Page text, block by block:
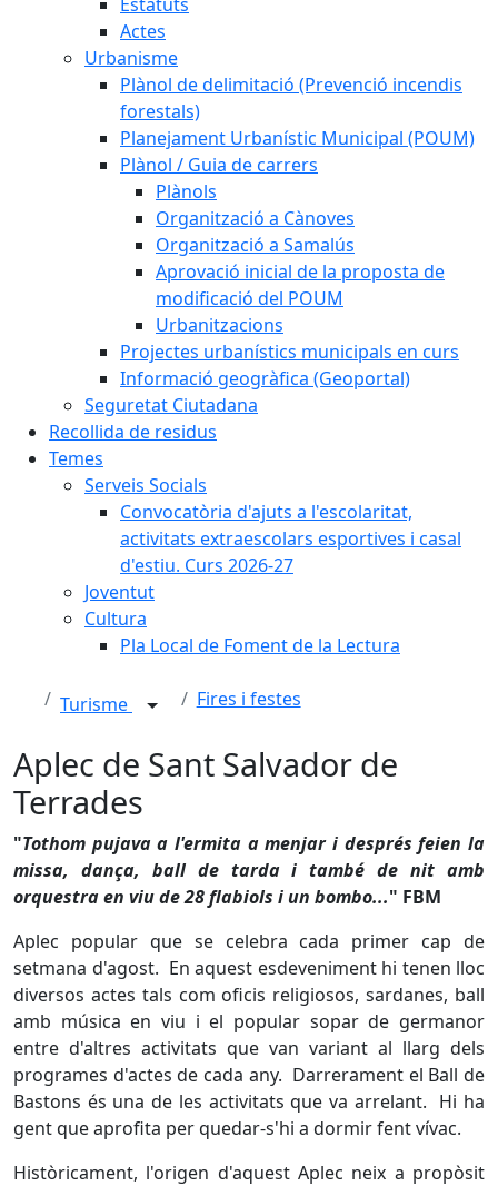
Actes
Urbanisme
Plànol de delimitació (Prevenció incendis
forestals)
Planejament Urbanístic Municipal (POUM)
Plànol / Guia de carrers
Plànols
Organització a Cànoves
Organització a Samalús
Aprovació inicial de la proposta de
modificació del POUM
Urbanitzacions
Projectes urbanístics municipals en curs
Informació geogràfica (Geoportal)
Seguretat Ciutadana
Recollida de residus
Temes
Serveis Socials
Convocatòria d'ajuts a l'escolaritat,
activitats extraescolars esportives i casal
d'estiu. Curs 2026-27
Joventut
Cultura
Pla Local de Foment de la Lectura
Turisme Fires i festes
Aplec de Sant Salvador de
Terrades
"Tothom pujava a l'ermita a menjar i després feien la
missa, dança, ball de tarda i també de nit amb
orquestra en viu de 28 flabiols i un bombo..." FBM
Aplec popular que se celebra cada primer cap de
setmana d'agost. En aquest esdeveniment hi tenen lloc
diversos actes tals com oficis religiosos, sardanes, ball
amb música en viu i el popular sopar de germanor
entre d'altres activitats que van variant al llarg dels
programes d'actes de cada any. Darrerament el Ball de
Bastons és una de les activitats que va arrelant. Hi ha
gent que aprofita per quedar-s'hi a dormir fent vívac.
Històricament, l'origen d'aquest Aplec neix a propòsit